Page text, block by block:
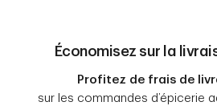
Économisez sur la
Profitez de frais de
sur les commandes d’épicerie